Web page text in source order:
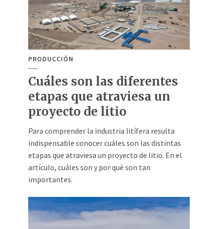
PRODUCCIÓN
Cuáles son las diferentes
etapas que atraviesa un
proyecto de litio
Para comprender la industria litífera resulta
indispensable conocer cuáles son las distintas
etapas que atraviesa un proyecto de litio. En el
artículo, cuáles son y por qué son tan
importantes.